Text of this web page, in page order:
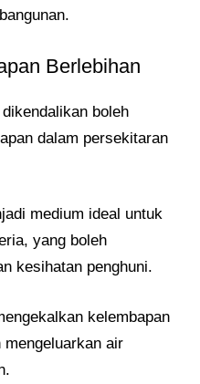
Berlebihan
boleh
dalam persekitaran
medium ideal untuk
yang boleh
kesihatan penghuni.
kelembapan
mengeluarkan air